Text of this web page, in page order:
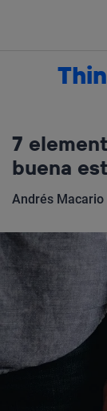
7
buena
Andrés Macario